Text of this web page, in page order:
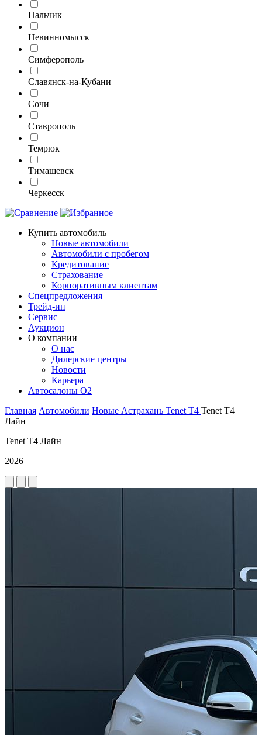
Нальчик
Невинномысск
Симферополь
Славянск-на-Кубани
Сочи
Ставрополь
Темрюк
Тимашевск
Черкесск
Купить автомобиль
Новые автомобили
Автомобили с пробегом
Кредитование
Страхование
Корпоративным клиентам
Спецпредложения
Трейд-ин
Сервис
Аукцион
О компании
О нас
Дилерские центры
Новости
Карьера
Автосалоны O2
Главная Автомобили Новые Астрахань Tenet T4 Tenet T4
Лайн
Tenet T4 Лайн
2026